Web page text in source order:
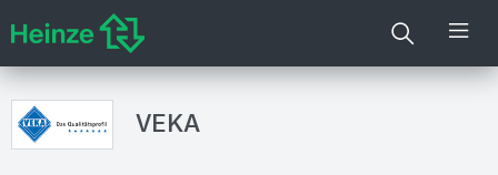
VEKA